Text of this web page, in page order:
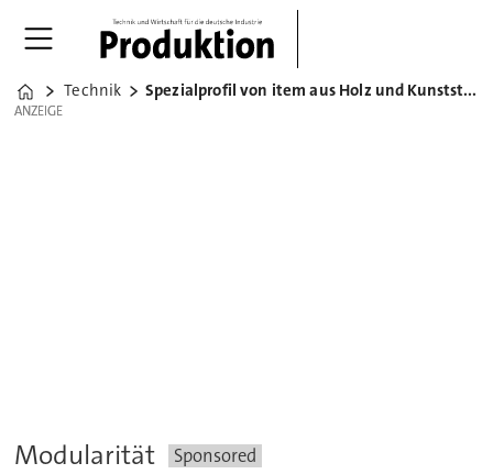
Home
Technik Spezialprofil von item aus Holz und Kunststoff
ANZEIGE
ANZEIGE
Modularität Sponsored